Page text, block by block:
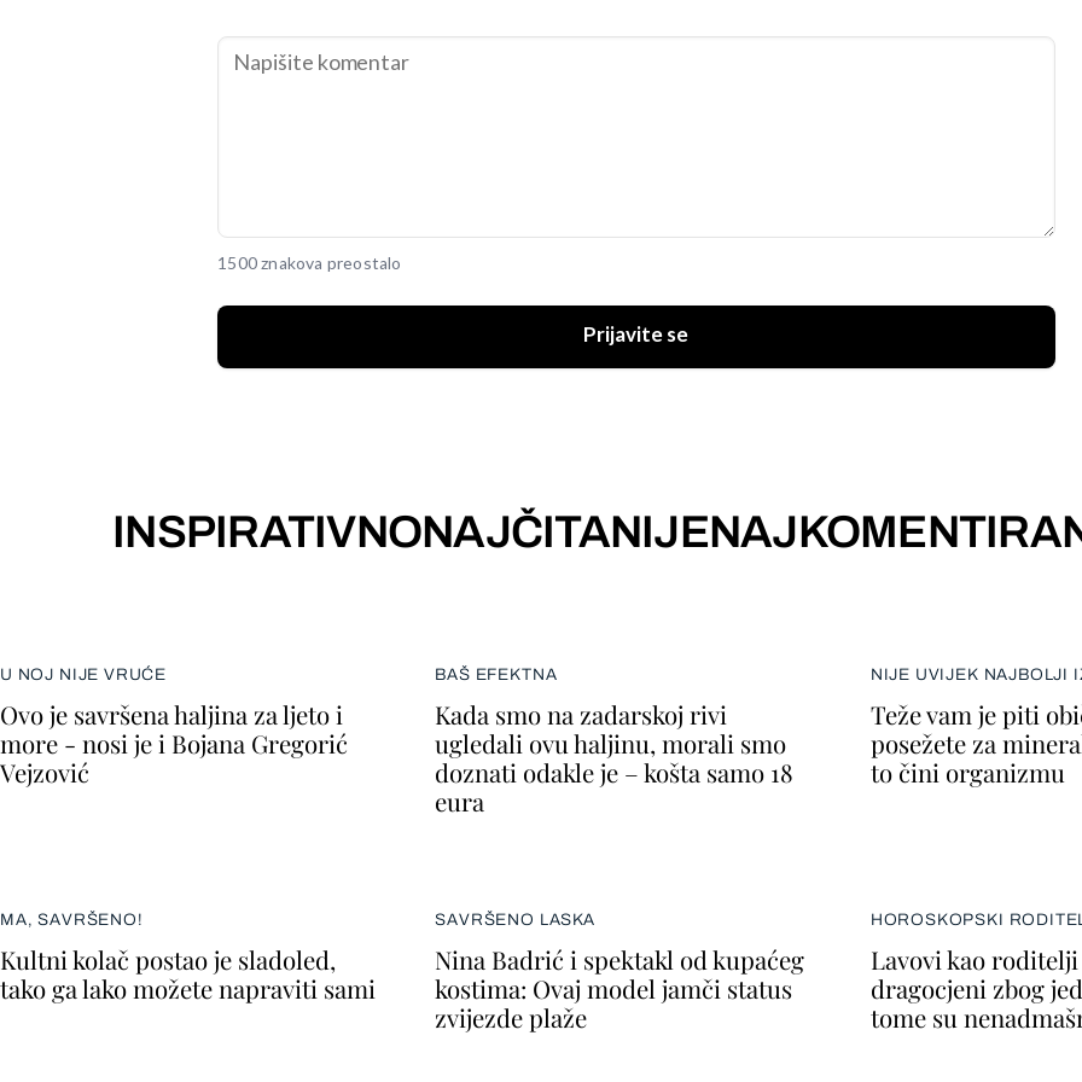
1500 znakova preostalo
Prijavite se
INSPIRATIVNONAJČITANIJE
U NOJ NIJE VRUĆE
Ovo je savršena haljina za ljeto i
more - nosi je i Bojana Gregorić
Vejzović
BAŠ EFEKTNA
Kada smo na zadarskoj rivi
ugledali ovu haljinu, morali smo
doznati odakle je – košta samo 18
eura
NIJE UVIJEK NAJBOLJI
Teže vam je piti
posežete za
to čini organizmu
MA, SAVRŠENO!
Kultni kolač postao je sladoled,
tako ga lako možete napraviti sami
SAVRŠENO LASKA
Nina Badrić i spektakl od kupaćeg
kostima: Ovaj model jamči status
zvijezde plaže
HOROSKOPSKI
Lavovi kao
dragocjeni zbog
tome su